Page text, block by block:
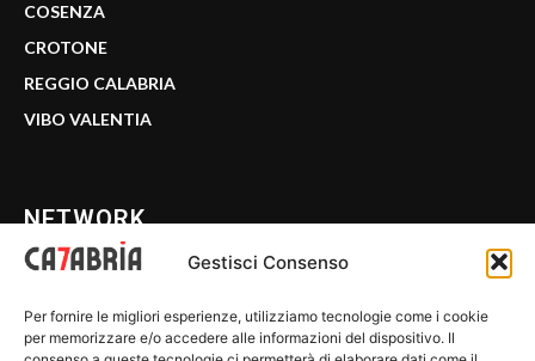
Gestisci Consenso
Per fornire le migliori esperienze, utilizziamo tecnologie come i cookie
per memorizzare e/o accedere alle informazioni del dispositivo. Il
COSENZA
CROTONE
REGGIO CALABRIA
VIBO VALENTIA
NETWORK
WE CALABRIA